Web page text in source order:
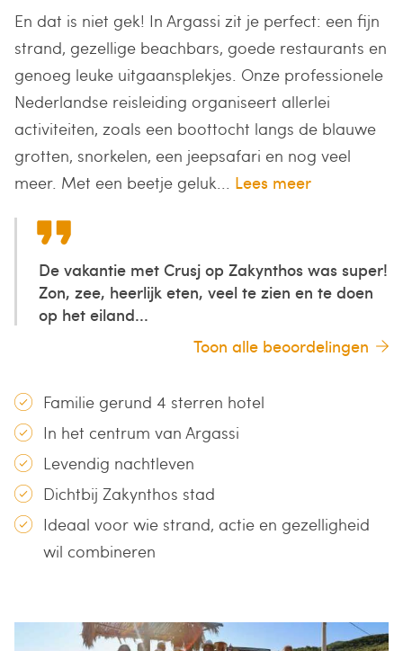
En dat is niet gek! In Argassi zit je perfect: een fijn
strand, gezellige beachbars, goede restaurants en
genoeg leuke uitgaansplekjes. Onze professionele
Nederlandse reisleiding organiseert allerlei
activiteiten, zoals een boottocht langs de blauwe
grotten, snorkelen, een jeepsafari en nog veel
meer. Met een beetje geluk... Lees meer
De vakantie met Crusj op Zakynthos was super!
Zon, zee, heerlijk eten, veel te zien en te doen
op het eiland...
Toon alle beoordelingen
Familie gerund 4 sterren hotel
In het centrum van Argassi
Levendig nachtleven
Dichtbij Zakynthos stad
Ideaal voor wie strand, actie en gezelligheid
wil combineren